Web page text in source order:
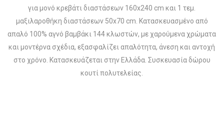
για μονό κρεβάτι διαστάσεων 160x240 cm και 1 τεμ.
μαξιλαροθήκη διαστάσεων 50x70 cm. Κατασκευασμένο από
απαλό 100% αγνό βαμβάκι 144 κλωστών, με χαρούμενα χρώματα
και μοντέρνα σχέδια, εξασφαλίζει απαλότητα, άνεση και αντοχή
στο χρόνο. Κατασκευάζεται στην Ελλάδα. Συσκευασία δώρου
κουτί πολυτελείας.